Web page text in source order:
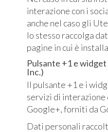
interazione con i
anche nel caso gli
lo stesso raccolga
pagine in cui è
Pulsante +1 e
Inc.)
Il pulsante +1 e i
servizi di interazione
Google+, forniti da
Dati personali